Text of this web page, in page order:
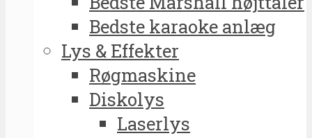
Bedste karaoke anlæg
Lys & Effekter
Røgmaskine
Diskolys
Laserlys